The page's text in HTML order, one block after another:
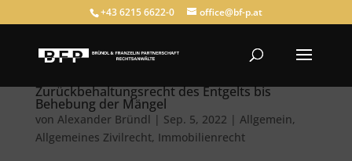
+43 6215 6622-0 office@bf-p.at
Zurückbehaltungsrecht des Entgelts bis
Behebung der Mängel
von Alexander Bründl | Sep. 5, 2022 | Allgemein,
Allgemeines Zivilrecht, Immobilienrecht